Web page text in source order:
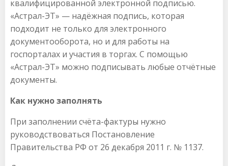
квалифицированной электронной подписью.
«Астрал-ЭТ» — надёжная подпись, которая
подходит не только для электронного
документооборота, но и для работы на
госпорталах и участия в торгах. С помощью
«Астрал-ЭТ» можно подписывать любые отчётные
документы.
Как нужно заполнять
При заполнении счёта-фактуры нужно
руководствоваться Постановление
Правительства РФ от 26 декабря 2011 г. № 1137.